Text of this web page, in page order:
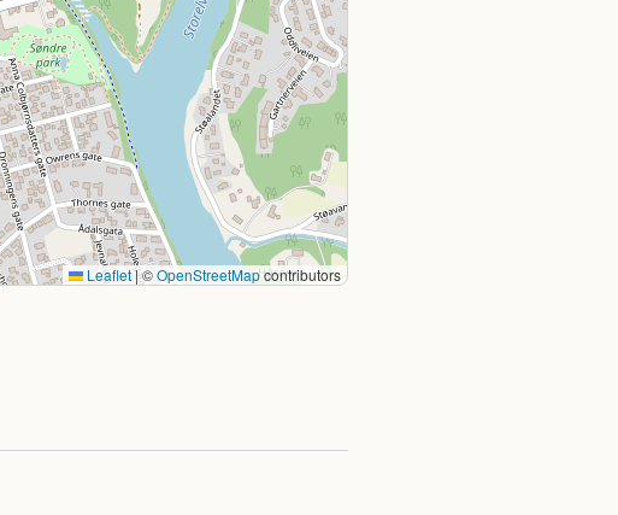
Leaflet|©OpenStreetMapcontributors